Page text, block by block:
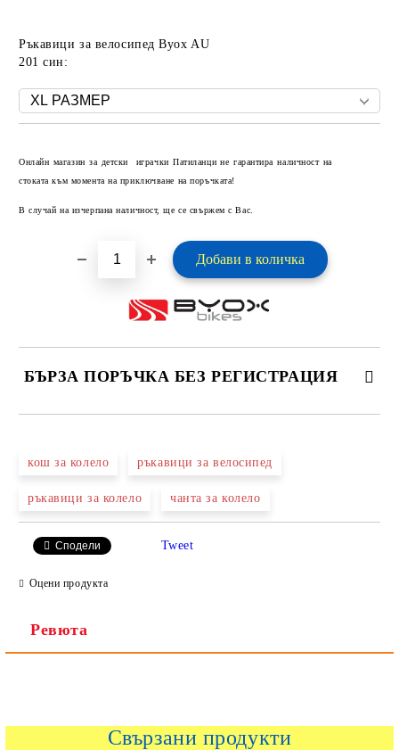
Ръкавици за велосипед Byox AU
201 син:
Онлайн магазин за детски играчки Патиланци не гарантира наличност на
стоката към момента на приключване на поръчката!
В случай на изчерпана наличност, ще се свържем с Вас.
БЪРЗА ПОРЪЧКА БЕЗ РЕГИСТРАЦИЯ
Ние ще се свържем с вас в рамките на работния ден.
кош за колело ръкавици за велосипед
ръкавици за колело чанта за колело
Сподели Tweet
Оцени продукта
Ревюта
Свързани продукти